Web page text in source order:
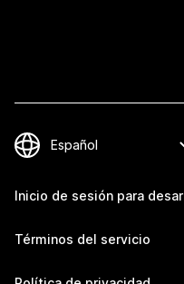
Inicio de sesión para
Términos del servicio